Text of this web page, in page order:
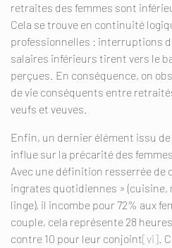
retraites des femmes sont
Cela se trouve en continuité
professionnelles : interruptions
salaires inférieurs tirent vers le
perçues. En conséquence, on
de vie conséquents entre
veufs et veuves.
Enfin, un dernier élément issu
influe sur la précarité des
Avec une définition resserrée de
ingrates quotidiennes » (cuisine,
linge), il incombe pour 72% aux
couple, cela représente 28
contre 10 pour leur conjoint[vi] .